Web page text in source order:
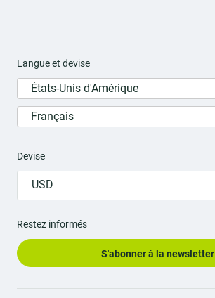
Langue et devise
États-Unis d'Amérique
Français
Devise
USD
Restez informés
S'abonner à la newsletter